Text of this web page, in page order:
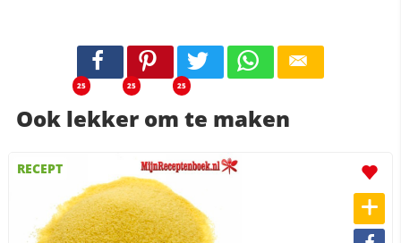
25 25 25
Ook lekker om te maken
RECEPT